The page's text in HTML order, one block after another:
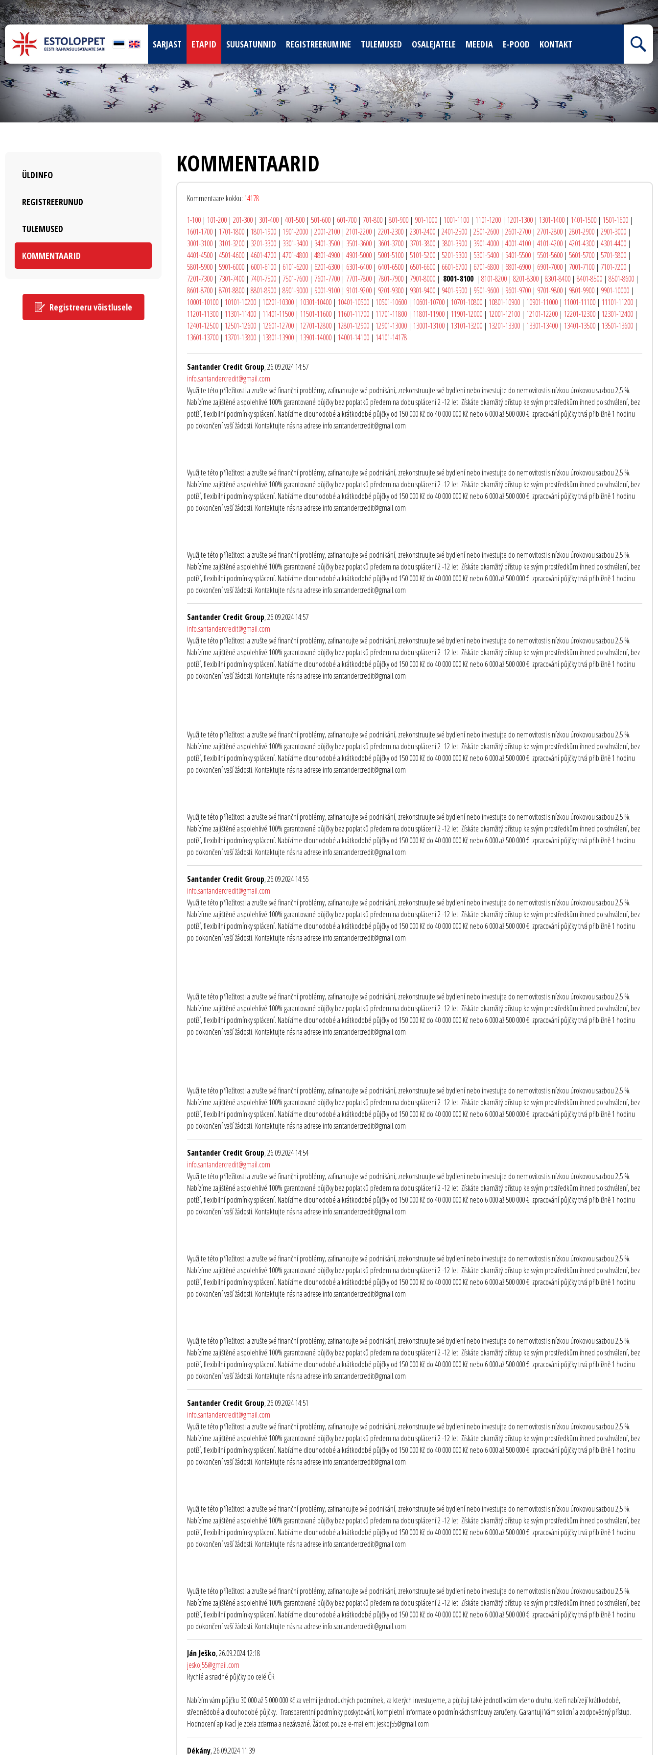
SARJAST ETAPID SUUSATUNNID REGISTREERUMINE TULEMUSED OSALEJATELE MEEDIA E-POOD KONTAKT
ÜLDINFO
REGISTREERUNUD
TULEMUSED
KOMMENTAARID
Registreeru võistlusele
KOMMENTAARID
Kommentaare kokku: 14178
1-100 | 101-200 | 201-300 | 301-400 | 401-500 | 501-600 | 601-700 | 701-800 | 801-900 | 901-1000 | 1001-1100 | 1101-1200 | 1201-1300 | 1301-1400 | 1401-1500 | 1501-1600 |
1601-1700 | 1701-1800 | 1801-1900 | 1901-2000 | 2001-2100 | 2101-2200 | 2201-2300 | 2301-2400 | 2401-2500 | 2501-2600 | 2601-2700 | 2701-2800 | 2801-2900 | 2901-3000 |
3001-3100 | 3101-3200 | 3201-3300 | 3301-3400 | 3401-3500 | 3501-3600 | 3601-3700 | 3701-3800 | 3801-3900 | 3901-4000 | 4001-4100 | 4101-4200 | 4201-4300 | 4301-4400 |
4401-4500 | 4501-4600 | 4601-4700 | 4701-4800 | 4801-4900 | 4901-5000 | 5001-5100 | 5101-5200 | 5201-5300 | 5301-5400 | 5401-5500 | 5501-5600 | 5601-5700 | 5701-5800 |
5801-5900 | 5901-6000 | 6001-6100 | 6101-6200 | 6201-6300 | 6301-6400 | 6401-6500 | 6501-6600 | 6601-6700 | 6701-6800 | 6801-6900 | 6901-7000 | 7001-7100 | 7101-7200 |
7201-7300 | 7301-7400 | 7401-7500 | 7501-7600 | 7601-7700 | 7701-7800 | 7801-7900 | 7901-8000 | 8001-8100 | 8101-8200 | 8201-8300 | 8301-8400 | 8401-8500 | 8501-8600 |
8601-8700 | 8701-8800 | 8801-8900 | 8901-9000 | 9001-9100 | 9101-9200 | 9201-9300 | 9301-9400 | 9401-9500 | 9501-9600 | 9601-9700 | 9701-9800 | 9801-9900 | 9901-10000 |
10001-10100 | 10101-10200 | 10201-10300 | 10301-10400 | 10401-10500 | 10501-10600 | 10601-10700 | 10701-10800 | 10801-10900 | 10901-11000 | 11001-11100 | 11101-11200 |
11201-11300 | 11301-11400 | 11401-11500 | 11501-11600 | 11601-11700 | 11701-11800 | 11801-11900 | 11901-12000 | 12001-12100 | 12101-12200 | 12201-12300 | 12301-12400 |
12401-12500 | 12501-12600 | 12601-12700 | 12701-12800 | 12801-12900 | 12901-13000 | 13001-13100 | 13101-13200 | 13201-13300 | 13301-13400 | 13401-13500 | 13501-13600 |
13601-13700 | 13701-13800 | 13801-13900 | 13901-14000 | 14001-14100 | 14101-14178
Santander Credit Group, 26.09.2024 14:57
info.santandercredit@gmail.com
Využijte této příležitosti a zrušte své finanční problémy, zafinancujte své podnikání, zrekonstruujte své bydlení nebo investujte do nemovitosti s nízkou úrokovou sazbou 2,5 %.
Nabízíme zajištěné a spolehlivé 100% garantované půjčky bez poplatků předem na dobu splácení 2 -12 let. Získáte okamžitý přístup ke svým prostředkům ihned po schválení, bez
potíží, flexibilní podmínky splácení. Nabízíme dlouhodobé a krátkodobé půjčky od 150 000 Kč do 40 000 000 Kč nebo 6 000 až 500 000 €. zpracování půjčky trvá přibližně 1 hodinu
po dokončení vaší žádosti. Kontaktujte nás na adrese info.santandercredit@gmail.com
Využijte této příležitosti a zrušte své finanční problémy, zafinancujte své podnikání, zrekonstruujte své bydlení nebo investujte do nemovitosti s nízkou úrokovou sazbou 2,5 %.
Nabízíme zajištěné a spolehlivé 100% garantované půjčky bez poplatků předem na dobu splácení 2 -12 let. Získáte okamžitý přístup ke svým prostředkům ihned po schválení, bez
potíží, flexibilní podmínky splácení. Nabízíme dlouhodobé a krátkodobé půjčky od 150 000 Kč do 40 000 000 Kč nebo 6 000 až 500 000 €. zpracování půjčky trvá přibližně 1 hodinu
po dokončení vaší žádosti. Kontaktujte nás na adrese info.santandercredit@gmail.com
Využijte této příležitosti a zrušte své finanční problémy, zafinancujte své podnikání, zrekonstruujte své bydlení nebo investujte do nemovitosti s nízkou úrokovou sazbou 2,5 %.
Nabízíme zajištěné a spolehlivé 100% garantované půjčky bez poplatků předem na dobu splácení 2 -12 let. Získáte okamžitý přístup ke svým prostředkům ihned po schválení, bez
potíží, flexibilní podmínky splácení. Nabízíme dlouhodobé a krátkodobé půjčky od 150 000 Kč do 40 000 000 Kč nebo 6 000 až 500 000 €. zpracování půjčky trvá přibližně 1 hodinu
po dokončení vaší žádosti. Kontaktujte nás na adrese info.santandercredit@gmail.com
Santander Credit Group, 26.09.2024 14:57
info.santandercredit@gmail.com
Využijte této příležitosti a zrušte své finanční problémy, zafinancujte své podnikání, zrekonstruujte své bydlení nebo investujte do nemovitosti s nízkou úrokovou sazbou 2,5 %.
Nabízíme zajištěné a spolehlivé 100% garantované půjčky bez poplatků předem na dobu splácení 2 -12 let. Získáte okamžitý přístup ke svým prostředkům ihned po schválení, bez
potíží, flexibilní podmínky splácení. Nabízíme dlouhodobé a krátkodobé půjčky od 150 000 Kč do 40 000 000 Kč nebo 6 000 až 500 000 €. zpracování půjčky trvá přibližně 1 hodinu
po dokončení vaší žádosti. Kontaktujte nás na adrese info.santandercredit@gmail.com
Využijte této příležitosti a zrušte své finanční problémy, zafinancujte své podnikání, zrekonstruujte své bydlení nebo investujte do nemovitosti s nízkou úrokovou sazbou 2,5 %.
Nabízíme zajištěné a spolehlivé 100% garantované půjčky bez poplatků předem na dobu splácení 2 -12 let. Získáte okamžitý přístup ke svým prostředkům ihned po schválení, bez
potíží, flexibilní podmínky splácení. Nabízíme dlouhodobé a krátkodobé půjčky od 150 000 Kč do 40 000 000 Kč nebo 6 000 až 500 000 €. zpracování půjčky trvá přibližně 1 hodinu
po dokončení vaší žádosti. Kontaktujte nás na adrese info.santandercredit@gmail.com
Využijte této příležitosti a zrušte své finanční problémy, zafinancujte své podnikání, zrekonstruujte své bydlení nebo investujte do nemovitosti s nízkou úrokovou sazbou 2,5 %.
Nabízíme zajištěné a spolehlivé 100% garantované půjčky bez poplatků předem na dobu splácení 2 -12 let. Získáte okamžitý přístup ke svým prostředkům ihned po schválení, bez
potíží, flexibilní podmínky splácení. Nabízíme dlouhodobé a krátkodobé půjčky od 150 000 Kč do 40 000 000 Kč nebo 6 000 až 500 000 €. zpracování půjčky trvá přibližně 1 hodinu
po dokončení vaší žádosti. Kontaktujte nás na adrese info.santandercredit@gmail.com
Santander Credit Group, 26.09.2024 14:55
info.santandercredit@gmail.com
Využijte této příležitosti a zrušte své finanční problémy, zafinancujte své podnikání, zrekonstruujte své bydlení nebo investujte do nemovitosti s nízkou úrokovou sazbou 2,5 %.
Nabízíme zajištěné a spolehlivé 100% garantované půjčky bez poplatků předem na dobu splácení 2 -12 let. Získáte okamžitý přístup ke svým prostředkům ihned po schválení, bez
potíží, flexibilní podmínky splácení. Nabízíme dlouhodobé a krátkodobé půjčky od 150 000 Kč do 40 000 000 Kč nebo 6 000 až 500 000 €. zpracování půjčky trvá přibližně 1 hodinu
po dokončení vaší žádosti. Kontaktujte nás na adrese info.santandercredit@gmail.com
Využijte této příležitosti a zrušte své finanční problémy, zafinancujte své podnikání, zrekonstruujte své bydlení nebo investujte do nemovitosti s nízkou úrokovou sazbou 2,5 %.
Nabízíme zajištěné a spolehlivé 100% garantované půjčky bez poplatků předem na dobu splácení 2 -12 let. Získáte okamžitý přístup ke svým prostředkům ihned po schválení, bez
potíží, flexibilní podmínky splácení. Nabízíme dlouhodobé a krátkodobé půjčky od 150 000 Kč do 40 000 000 Kč nebo 6 000 až 500 000 €. zpracování půjčky trvá přibližně 1 hodinu
po dokončení vaší žádosti. Kontaktujte nás na adrese info.santandercredit@gmail.com
Využijte této příležitosti a zrušte své finanční problémy, zafinancujte své podnikání, zrekonstruujte své bydlení nebo investujte do nemovitosti s nízkou úrokovou sazbou 2,5 %.
Nabízíme zajištěné a spolehlivé 100% garantované půjčky bez poplatků předem na dobu splácení 2 -12 let. Získáte okamžitý přístup ke svým prostředkům ihned po schválení, bez
potíží, flexibilní podmínky splácení. Nabízíme dlouhodobé a krátkodobé půjčky od 150 000 Kč do 40 000 000 Kč nebo 6 000 až 500 000 €. zpracování půjčky trvá přibližně 1 hodinu
po dokončení vaší žádosti. Kontaktujte nás na adrese info.santandercredit@gmail.com
Santander Credit Group, 26.09.2024 14:54
info.santandercredit@gmail.com
Využijte této příležitosti a zrušte své finanční problémy, zafinancujte své podnikání, zrekonstruujte své bydlení nebo investujte do nemovitosti s nízkou úrokovou sazbou 2,5 %.
Nabízíme zajištěné a spolehlivé 100% garantované půjčky bez poplatků předem na dobu splácení 2 -12 let. Získáte okamžitý přístup ke svým prostředkům ihned po schválení, bez
potíží, flexibilní podmínky splácení. Nabízíme dlouhodobé a krátkodobé půjčky od 150 000 Kč do 40 000 000 Kč nebo 6 000 až 500 000 €. zpracování půjčky trvá přibližně 1 hodinu
po dokončení vaší žádosti. Kontaktujte nás na adrese info.santandercredit@gmail.com
Využijte této příležitosti a zrušte své finanční problémy, zafinancujte své podnikání, zrekonstruujte své bydlení nebo investujte do nemovitosti s nízkou úrokovou sazbou 2,5 %.
Nabízíme zajištěné a spolehlivé 100% garantované půjčky bez poplatků předem na dobu splácení 2 -12 let. Získáte okamžitý přístup ke svým prostředkům ihned po schválení, bez
potíží, flexibilní podmínky splácení. Nabízíme dlouhodobé a krátkodobé půjčky od 150 000 Kč do 40 000 000 Kč nebo 6 000 až 500 000 €. zpracování půjčky trvá přibližně 1 hodinu
po dokončení vaší žádosti. Kontaktujte nás na adrese info.santandercredit@gmail.com
Využijte této příležitosti a zrušte své finanční problémy, zafinancujte své podnikání, zrekonstruujte své bydlení nebo investujte do nemovitosti s nízkou úrokovou sazbou 2,5 %.
Nabízíme zajištěné a spolehlivé 100% garantované půjčky bez poplatků předem na dobu splácení 2 -12 let. Získáte okamžitý přístup ke svým prostředkům ihned po schválení, bez
potíží, flexibilní podmínky splácení. Nabízíme dlouhodobé a krátkodobé půjčky od 150 000 Kč do 40 000 000 Kč nebo 6 000 až 500 000 €. zpracování půjčky trvá přibližně 1 hodinu
po dokončení vaší žádosti. Kontaktujte nás na adrese info.santandercredit@gmail.com
Santander Credit Group, 26.09.2024 14:51
info.santandercredit@gmail.com
Využijte této příležitosti a zrušte své finanční problémy, zafinancujte své podnikání, zrekonstruujte své bydlení nebo investujte do nemovitosti s nízkou úrokovou sazbou 2,5 %.
Nabízíme zajištěné a spolehlivé 100% garantované půjčky bez poplatků předem na dobu splácení 2 -12 let. Získáte okamžitý přístup ke svým prostředkům ihned po schválení, bez
potíží, flexibilní podmínky splácení. Nabízíme dlouhodobé a krátkodobé půjčky od 150 000 Kč do 40 000 000 Kč nebo 6 000 až 500 000 €. zpracování půjčky trvá přibližně 1 hodinu
po dokončení vaší žádosti. Kontaktujte nás na adrese info.santandercredit@gmail.com
Využijte této příležitosti a zrušte své finanční problémy, zafinancujte své podnikání, zrekonstruujte své bydlení nebo investujte do nemovitosti s nízkou úrokovou sazbou 2,5 %.
Nabízíme zajištěné a spolehlivé 100% garantované půjčky bez poplatků předem na dobu splácení 2 -12 let. Získáte okamžitý přístup ke svým prostředkům ihned po schválení, bez
potíží, flexibilní podmínky splácení. Nabízíme dlouhodobé a krátkodobé půjčky od 150 000 Kč do 40 000 000 Kč nebo 6 000 až 500 000 €. zpracování půjčky trvá přibližně 1 hodinu
po dokončení vaší žádosti. Kontaktujte nás na adrese info.santandercredit@gmail.com
Využijte této příležitosti a zrušte své finanční problémy, zafinancujte své podnikání, zrekonstruujte své bydlení nebo investujte do nemovitosti s nízkou úrokovou sazbou 2,5 %.
Nabízíme zajištěné a spolehlivé 100% garantované půjčky bez poplatků předem na dobu splácení 2 -12 let. Získáte okamžitý přístup ke svým prostředkům ihned po schválení, bez
potíží, flexibilní podmínky splácení. Nabízíme dlouhodobé a krátkodobé půjčky od 150 000 Kč do 40 000 000 Kč nebo 6 000 až 500 000 €. zpracování půjčky trvá přibližně 1 hodinu
po dokončení vaší žádosti. Kontaktujte nás na adrese info.santandercredit@gmail.com
Ján Ješko, 26.09.2024 12:18
jeskoj55@gmail.com
Rychlé a snadné půjčky po celé ČR
Nabízím vám půjčku 30 000 až 5 000 000 Kč za velmi jednoduchých podmínek, za kterých investujeme, a půjčuji také jednotlivcům všeho druhu, kteří nabízejí krátkodobé,
střednědobé a dlouhodobé půjčky. Transparentní podmínky poskytování, kompletní informace o podmínkách smlouvy zaručeny. Garantuji Vám solidní a zodpovědný přístup.
Hodnocení aplikací je zcela zdarma a nezávazné. Žádost pouze e-mailem: jeskoj55@gmail.com
Dékány, 26.09.2024 11:39